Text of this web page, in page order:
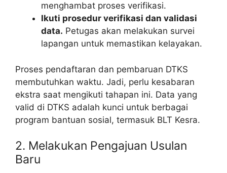
menghambat proses verifikasi.
Ikuti prosedur verifikasi dan validasi
data. Petugas akan melakukan survei
lapangan untuk memastikan kelayakan.
Proses pendaftaran dan pembaruan DTKS
membutuhkan waktu. Jadi, perlu kesabaran
ekstra saat mengikuti tahapan ini. Data yang
valid di DTKS adalah kunci untuk berbagai
program bantuan sosial, termasuk BLT Kesra.
2. Melakukan Pengajuan Usulan
Baru